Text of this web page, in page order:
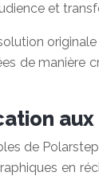
et
de manière
de
en